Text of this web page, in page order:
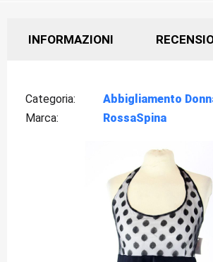
INFORMAZIONI
Categoria
Abbigliamento
Marca
RossaSpina